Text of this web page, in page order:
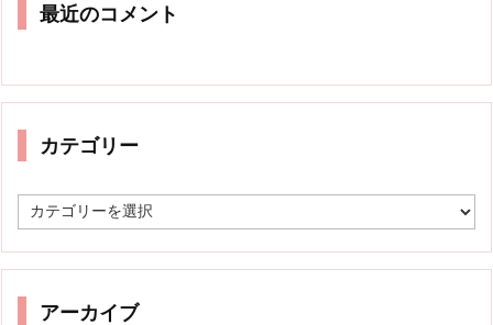
最近のコメント
カテゴリー
テ
リ
アーカイブ